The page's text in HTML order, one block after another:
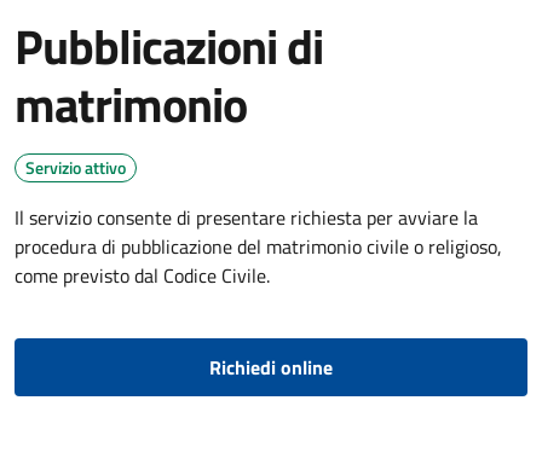
Pubblicazioni di
matrimonio
Servizio attivo
Il servizio consente di presentare richiesta per avviare la
procedura di pubblicazione del matrimonio civile o religioso,
come previsto dal Codice Civile.
Richiedi online